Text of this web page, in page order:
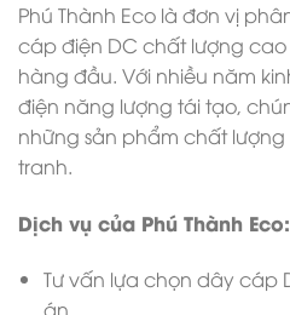
Phú Thành Eco là đơn vị
cáp điện DC chất lượng
hàng đầu. Với nhiều năm
điện năng lượng tái tạo,
những sản phẩm chất
tranh.
Dịch vụ của Phú Thành Eco:
Tư vấn lựa chọn dây cáp
án